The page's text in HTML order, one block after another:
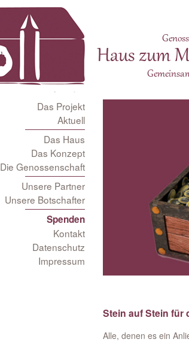
Haus zum
Das Projekt
Aktuell
Das Haus
Das Konzept
Die Genossenschaft
Unsere Partner
Unsere Botschafter
Spenden
Kontakt
Datenschutz
Impressum
Stein auf Stein für
Alle, denen es ein